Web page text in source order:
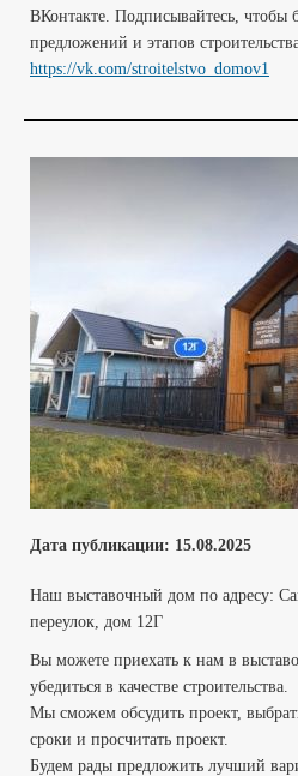
ВКонтакте. Подписывайтесь, чтобы
предложений и этапов
https://vk.com/stroitelstvo_domov1
Дата публикации: 15.08.2025
Наш выставочный дом по адресу:
переулок, дом 12Г
Вы можете приехать к нам в
убедиться в качестве строительства.
Мы сможем обсудить проект,
сроки и просчитать проект.
Будем рады предложить лучший